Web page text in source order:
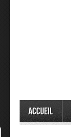
Accueil